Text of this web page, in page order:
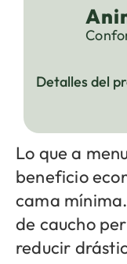
Detalles del
Lo que a
beneficio
cama
de caucho
reducir